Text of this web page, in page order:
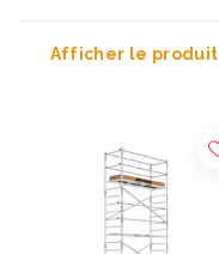
Afficher le produit